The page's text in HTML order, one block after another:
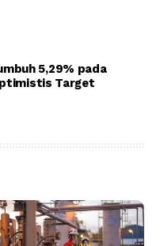
5,29% pada
Target